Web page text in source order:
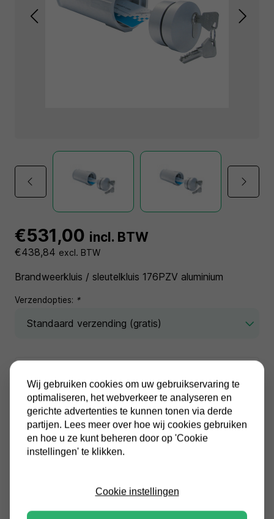
€531,00 incl. BTW
€438,84 excl. BTW
Brandweerkluis / sleutelkluis 176PZV aluminium
Verzendopties: *
In winkelwagen
Alle prijzen zijn inclusief BTW
Altijd gratis verzending
Wij gebruiken cookies om uw gebruikservaring te
optimaliseren, het webverkeer te analyseren en
gerichte advertenties te kunnen tonen via derde
partijen. Lees meer over hoe wij cookies gebruiken
en hoe u ze kunt beheren door op 'Cookie
instellingen' te klikken.
Cookie instellingen